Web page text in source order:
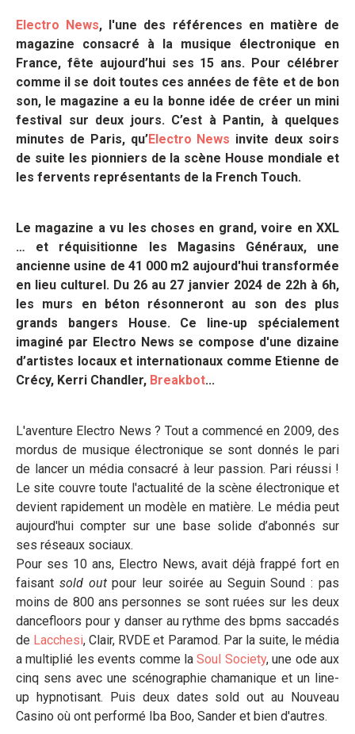
Electro News, l'une des références en matière de
magazine consacré à la musique électronique en
France, fête aujourd’hui ses 15 ans. Pour célébrer
comme il se doit toutes ces années de fête et de bon
son, le magazine a eu la bonne idée de créer un mini
festival sur deux jours. C’est à Pantin, à quelques
minutes de Paris, qu’Electro News invite deux soirs
de suite les pionniers de la scène House mondiale et
les fervents représentants de la French Touch.
Le magazine a vu les choses en grand, voire en XXL
… et réquisitionne les Magasins Généraux, une
ancienne usine de 41 000 m2 aujourd'hui transformée
en lieu culturel. Du 26 au 27 janvier 2024 de 22h à 6h,
les murs en béton résonneront au son des plus
grands bangers House. Ce line-up spécialement
imaginé par Electro News se compose d'une dizaine
d’artistes locaux et internationaux comme Etienne de
Crécy, Kerri Chandler, Breakbot...
L'aventure Electro News ? Tout a commencé en 2009, des
mordus de musique électronique se sont donnés le pari
de lancer un média consacré à leur passion. Pari réussi !
Le site couvre toute l'actualité de la scène électronique et
devient rapidement un modèle en matière. Le média peut
aujourd'hui compter sur une base solide d’abonnés sur
ses réseaux sociaux.
Pour ses 10 ans, Electro News, avait déjà frappé fort en
faisant sold outpour leur soirée au Seguin Sound : pas
moins de 800 ans personnes se sont ruées sur les deux
dancefloors pour y danser au rythme des bpms saccadés
de Lacchesi, Clair, RVDE et Paramod. Par la suite, le média
a multiplié les events comme laSoul Society, une ode aux
cinq sens avec une scénographie chamanique et un line-
up hypnotisant. Puis deux dates sold out au Nouveau
Casino où ont performé Iba Boo, Sander et bien d'autres.